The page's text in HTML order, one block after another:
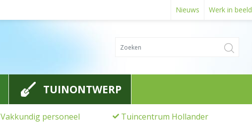
Nieuws Werk in beeld
TUINONTWERP
Vakkundig personeel Tuincentrum Hollander